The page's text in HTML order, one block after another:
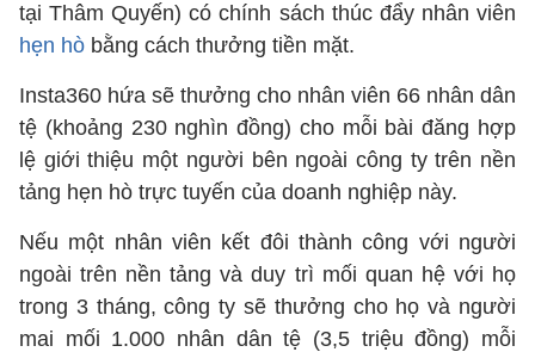
tại Thâm Quyến) có chính sách thúc đẩy nhân viên
hẹn hò bằng cách thưởng tiền mặt.
Insta360 hứa sẽ thưởng cho nhân viên 66 nhân dân
tệ (khoảng 230 nghìn đồng) cho mỗi bài đăng hợp
lệ giới thiệu một người bên ngoài công ty trên nền
tảng hẹn hò trực tuyến của doanh nghiệp này.
Nếu một nhân viên kết đôi thành công với người
ngoài trên nền tảng và duy trì mối quan hệ với họ
trong 3 tháng, công ty sẽ thưởng cho họ và người
mai mối 1.000 nhân dân tệ (3,5 triệu đồng) mỗi